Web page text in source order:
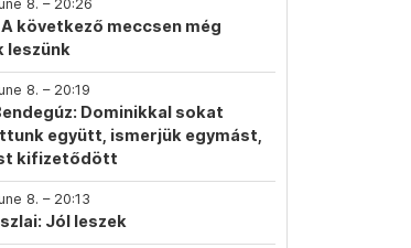
8. – 20:26
következő meccsen még
leszünk
8. – 20:19
Dominikkal sokat
együtt, ismerjük egymást,
kifizetődött
8. – 20:13
Jól leszek